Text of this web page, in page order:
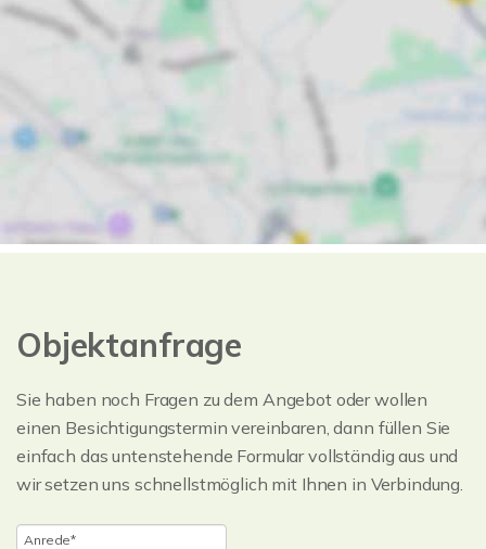
Objektanfrage
Sie haben noch Fragen zu dem Angebot oder wollen
einen Besichtigungstermin vereinbaren, dann füllen Sie
einfach das untenstehende Formular vollständig aus und
wir setzen uns schnellstmöglich mit Ihnen in Verbindung.